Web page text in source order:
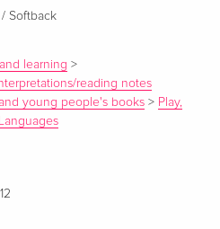
/ Softback
learning >
reading notes
young people's books > Play,
Languages